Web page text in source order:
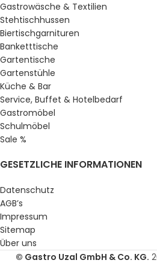
Gastrowäsche & Textilien
Stehtischhussen
Biertischgarnituren
Banketttische
Gartentische
Gartenstühle
Küche & Bar
Service, Buffet & Hotelbedarf
Gastromöbel
Schulmöbel
Sale %
GESETZLICHE INFORMATIONEN
Datenschutz
AGB’s
Impressum
Sitemap
Über uns
© Gastro Uzal GmbH & Co. KG.